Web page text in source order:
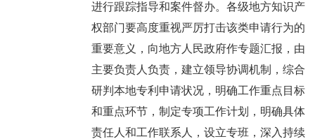
进行跟踪指导和案件督办。各级地方知识产
权部门要高度重视严厉打击该类申请行为的
重要意义，向地方人民政府作专题汇报，由
主要负责人负责，建立领导协调机制，综合
研判本地专利申请状况，明确工作重点目标
和重点环节，制定专项工作计划，明确具体
责任人和工作联系人，设立专班，深入持续